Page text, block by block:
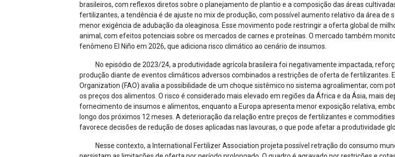
brasileiros, com reflexos diretos sobre o planejamento de plantio e a composição das áreas
fertilizantes, a tendência é de ajuste no mix de produção, com possível aumento relativo da área de
menor exigência de adubação da oleaginosa. Esse movimento pode restringir a oferta global de
animal, com efeitos potenciais sobre os mercados de carnes e proteínas. O mercado também
fenômeno El Niño em 2026, que adiciona risco climático ao cenário de insumos.
No episódio de 2023/24, a produtividade agrícola brasileira foi negativamente impactada,
produção diante de eventos climáticos adversos combinados a restrições de oferta de fertilizantes.
Organization (FAO) avalia a possibilidade de um choque sistêmico no sistema agroalimentar, com
os preços dos alimentos. O risco é considerado mais elevado em regiões da África e da Ásia, mais
fornecimento de insumos e alimentos, enquanto a Europa apresenta menor exposição relativa,
longo dos próximos 12 meses. A deterioração da relação entre preços de fertilizantes e
favorece decisões de redução de doses aplicadas nas lavouras, o que pode afetar a produtividade
Nesse contexto, a International Fertilizer Association projeta possível retração do consumo